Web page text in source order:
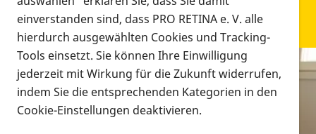
Infomaterial
Infomaterial
einverstanden sind, dass PRO RETINA e. V. alle
hierdurch ausgewählten Cookies und Tracking-
Tools einsetzt. Sie können Ihre Einwilligung
jederzeit mit Wirkung für die Zukunft widerrufen,
indem Sie die entsprechenden Kategorien in den
Cookie-Einstellungen deaktivieren.